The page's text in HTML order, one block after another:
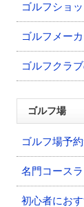
ゴルフショ
ゴルフメー
ゴルフクラ
ゴルフ場
ゴルフ場予
名門コース
初心者にお